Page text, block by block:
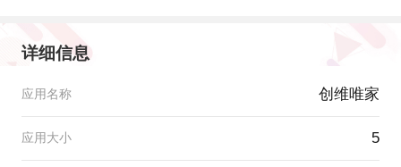
详细信息
应用名称 创维唯家
应用大小 5